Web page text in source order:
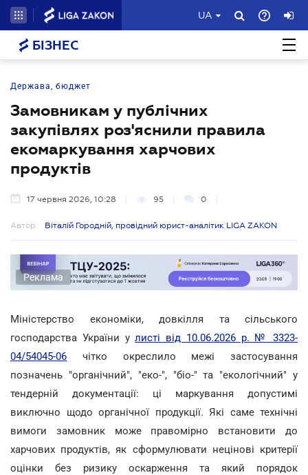
UA
БІЗНЕС
Держава, бюджет
Замовникам у публічних
закупівлях роз'яснили правила
екомаркування харчових
продуктів
17 червня 2026, 10:28 95 0
Автор: Віталій Городній, провідний юрист-аналітик LIGA ZAKON
Реклама
Міністерство економіки, довкілля та сільського
господарства України улисті від 10.06.2026 р. № 3323-
04/54045-06 чітко окреслило межі застосування
позначень "органічний", "еко-", "біо-" та "екологічний" у
тендерній документації: ці маркування допустимі
виключно щодо органічної продукції. Які саме технічні
вимоги замовник може правомірно встановити до
харчових продуктів, як сформулювати нецінові критерії
оцінки без ризику оскарження та який порядок